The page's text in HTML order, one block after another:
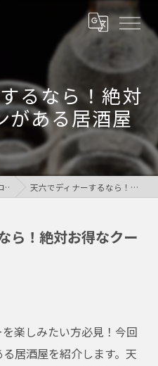
るなら！絶対
がある居酒屋
ム 天六でディナーするなら！絶対お得なクーポンがある居酒屋
ら！絶対お得なクー
楽しみたい方必見！今回
居酒屋を紹介します。天